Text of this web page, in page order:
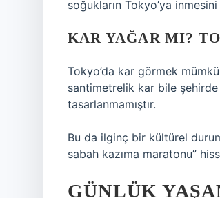
soğukların Tokyo’ya inmesini
KAR YAĞAR MI?
Tokyo’da kar görmek
santimetrelik kar bile
tasarlanmamıştır.
Bu da ilginç bir kültürel
sabah kazıma maratonu”
GÜNLÜK